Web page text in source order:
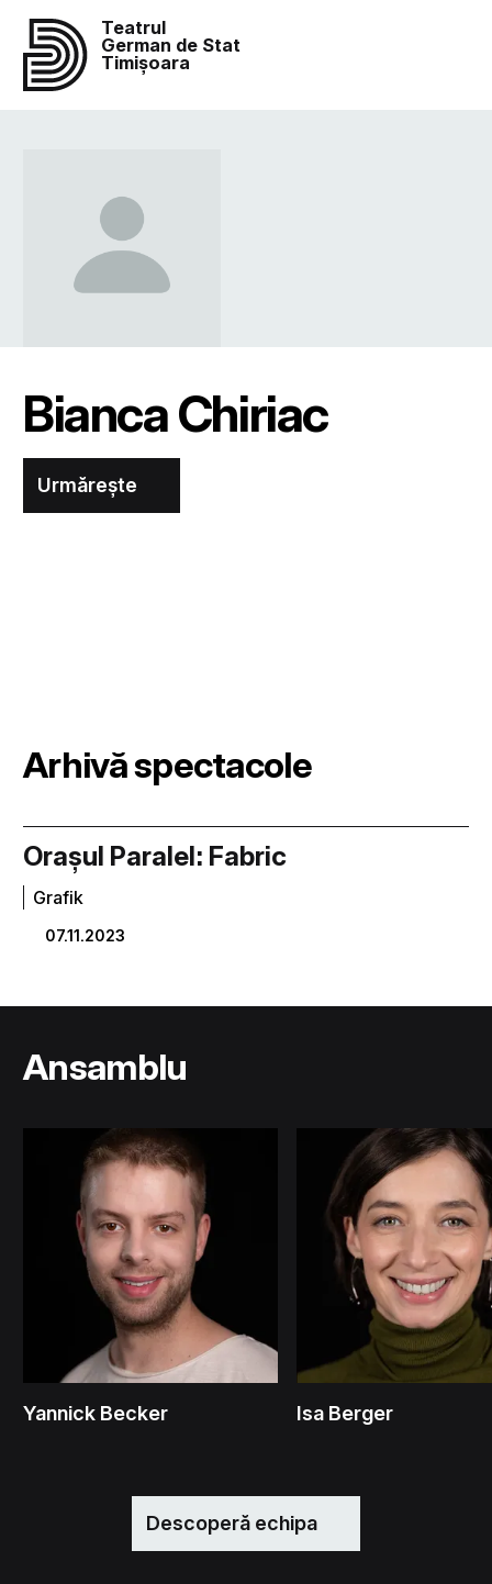
Teatrul
German de Stat
Timișoara
Bianca Chiriac
Urmărește
Arhivă spectacole
Orașul Paralel: Fabric
Grafik
07.11.2023
Ansamblu
Yannick Becker Isa Berger
Descoperă echipa